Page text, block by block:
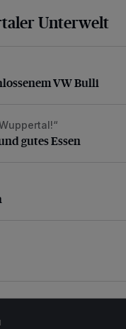
Unterwelt
VW Bulli
VW Bulli
gutes Essen
gutes Essen